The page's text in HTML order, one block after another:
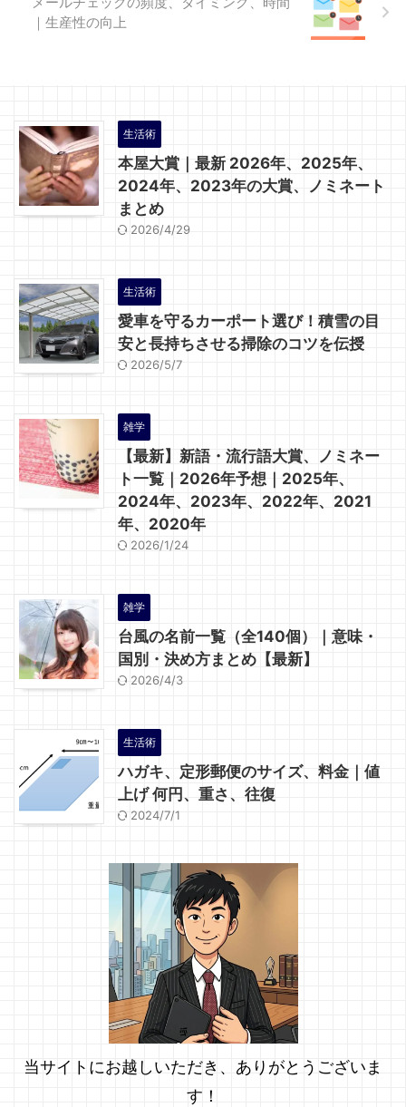
｜生産性の向上
生活術
本屋大賞｜最新 2026年、2025年、
2024年、2023年の大賞、ノミネート
まとめ
2026/4/29
生活術
愛車を守るカーポート選び！積雪の目
安と長持ちさせる掃除のコツを伝授
2026/5/7
雑学
【最新】新語・流行語大賞、ノミネー
ト一覧｜2026年予想｜2025年、
2024年、2023年、2022年、2021
年、2020年
2026/1/24
雑学
台風の名前一覧（全140個）｜意味・
国別・決め方まとめ【最新】
2026/4/3
生活術
ハガキ、定形郵便のサイズ、料金｜値
上げ 何円、重さ、往復
2024/7/1
当サイトにお越しいただき、ありがとうございま
す！